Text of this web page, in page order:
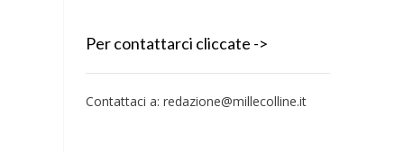
Per contattarci cliccate ->
Contattaci a: redazione@millecolline.it